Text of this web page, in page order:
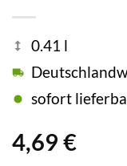
4,69 €
0.41 l
sofort